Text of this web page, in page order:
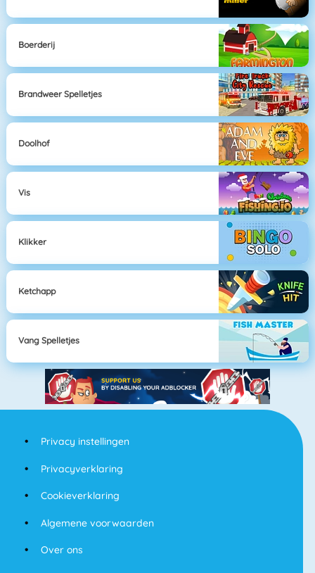
Boerderij
Brandweer Spelletjes
Doolhof
Vis
Klikker
Ketchapp
Vang Spelletjes
Privacy instellingen
Privacyverklaring
Cookieverklaring
Algemene voorwaarden
Over ons